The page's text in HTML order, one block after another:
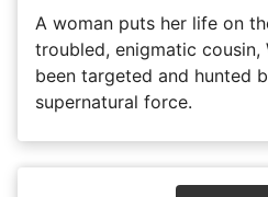
A woman puts her life on
troubled, enigmatic cousin,
been targeted and hunted
supernatural force.